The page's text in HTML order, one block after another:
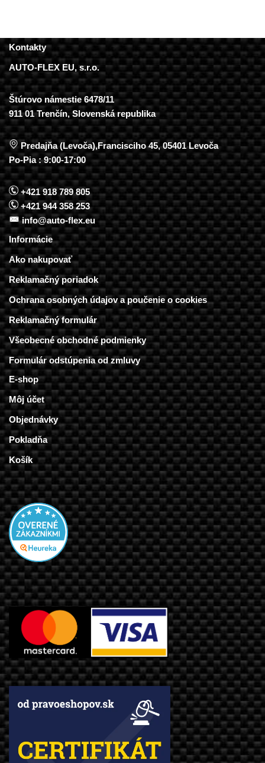
Kontakty
AUTO-FLEX EU, s.r.o.
Štúrovo námestie 6478/11
911 01 Trenčín, Slovenská republika
Predajňa (Levoča),Francisciho 45, 05401 Levoča
Po-Pia : 9:00-17:00
+421 918 789 805
+421 944 358 253
info@auto-flex.eu
Informácie
Ako nakupovať
Reklamačný poriadok
Ochrana osobných údajov a poučenie o cookies
Reklamačný formulár
Všeobecné obchodné podmienky
Formulár odstúpenia od zmluvy
E-shop
Môj účet
Objednávky
Pokladňa
Košík